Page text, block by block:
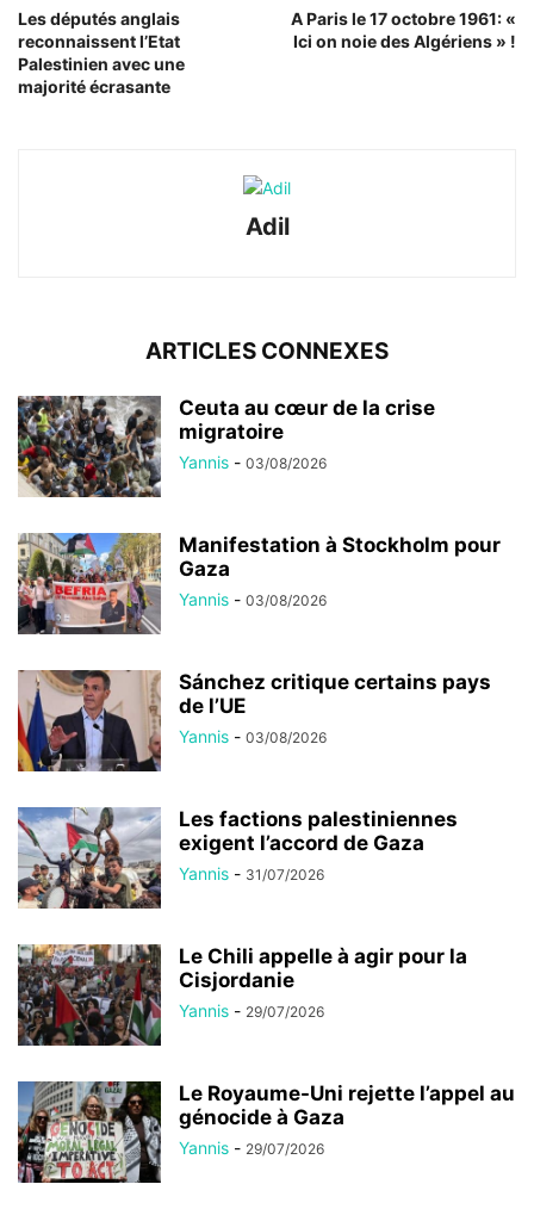
Les députés anglais
reconnaissent l’Etat
Palestinien avec une
majorité écrasante
A Paris le 17 octobre 1961: «
Ici on noie des Algériens » !
Adil
ARTICLES CONNEXES
Ceuta au cœur de la crise
migratoire
Yannis - 03/08/2026
Manifestation à Stockholm pour
Gaza
Yannis - 03/08/2026
Sánchez critique certains pays
de l’UE
Yannis - 03/08/2026
Les factions palestiniennes
exigent l’accord de Gaza
Yannis - 31/07/2026
Le Chili appelle à agir pour la
Cisjordanie
Yannis - 29/07/2026
Le Royaume-Uni rejette l’appel au
génocide à Gaza
Yannis - 29/07/2026